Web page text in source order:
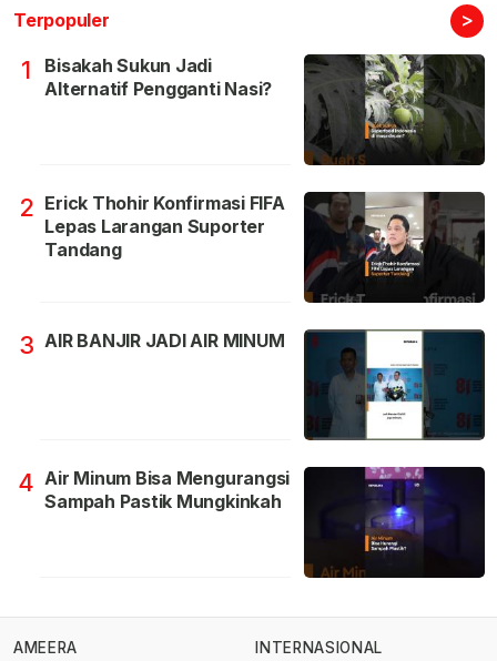
Terpopuler >
1
Bisakah Sukun Jadi
Alternatif Pengganti Nasi?
2 Erick Thohir Konfirmasi FIFA
Lepas Larangan Suporter
Tandang
3 AIR BANJIR JADI AIR MINUM
4 Air Minum Bisa Mengurangsi
Sampah Pastik Mungkinkah
AMEERA INTERNASIONAL